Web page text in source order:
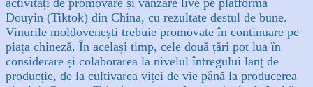
Douyin (Tiktok) din China, cu rezultate destul de bune.
Vinurile moldovenești trebuie promovate în continuare pe
piața chineză. În același timp, cele două țări pot lua în
considerare și colaborarea la nivelul întregului lanț de
producție, de la cultivarea viței de vie până la producerea